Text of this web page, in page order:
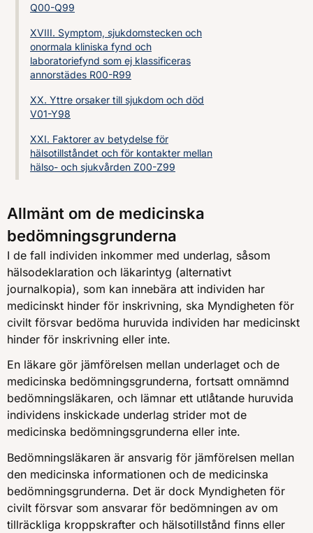
Q00-Q99
XVIII. Symptom, sjukdomstecken och
onormala kliniska fynd och
laboratoriefynd som ej klassificeras
annorstädes R00-R99
XX. Yttre orsaker till sjukdom och död
V01-Y98
XXI. Faktorer av betydelse för
hälsotillståndet och för kontakter mellan
hälso- och sjukvården Z00-Z99
Allmänt om de medicinska
bedömningsgrunderna
I de fall individen inkommer med underlag, såsom
hälsodeklaration och läkarintyg (alternativt
journalkopia), som kan innebära att individen har
medicinskt hinder för inskrivning, ska Myndigheten för
civilt försvar bedöma huruvida individen har medicinskt
hinder för inskrivning eller inte.
En läkare gör jämförelsen mellan underlaget och de
medicinska bedömningsgrunderna, fortsatt omnämnd
bedömningsläkaren, och lämnar ett utlåtande huruvida
individens inskickade underlag strider mot de
medicinska bedömningsgrunderna eller inte.
Bedömningsläkaren är ansvarig för jämförelsen mellan
den medicinska informationen och de medicinska
bedömningsgrunderna. Det är dock Myndigheten för
civilt försvar som ansvarar för bedömningen av om
tillräckliga kroppskrafter och hälsotillstånd finns eller